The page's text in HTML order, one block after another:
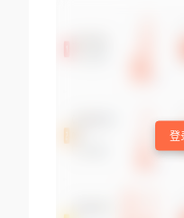
登